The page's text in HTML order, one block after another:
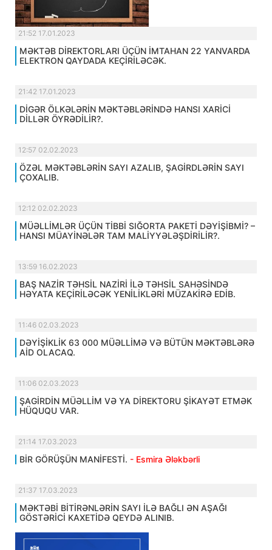
21:52 17.01.2023
MƏKTƏB DİREKTORLARI ÜÇÜN İMTAHAN 22 YANVARDA
ELEKTRON QAYDADA KEÇİRİLƏCƏK.
21:42 17.01.2023
DİGƏR ÖLKƏLƏRİN MƏKTƏBLƏRİNDƏ HANSI XARİCİ
DİLLƏR ÖYRƏDİLİR?.
12:57 02.02.2023
ÖZƏL MƏKTƏBLƏRİN SAYI AZALIB, ŞAGİRDLƏRİN SAYI
ÇOXALIB.
12:12 02.02.2023
MÜƏLLİMLƏR ÜÇÜN TİBBİ SIĞORTA PAKETİ DƏYİŞİBMİ? –
HANSI MÜAYİNƏLƏR TAM MALİYYƏLƏŞDİRİLİR?.
13:59 16.02.2023
BAŞ NAZİR TƏHSİL NAZİRİ İLƏ TƏHSİL SAHƏSİNDƏ
HƏYATA KEÇİRİLƏCƏK YENİLİKLƏRİ MÜZAKİRƏ EDİB.
11:46 02.03.2023
DƏYİŞİKLİK 63 000 MÜƏLLİMƏ VƏ BÜTÜN MƏKTƏBLƏRƏ
AİD OLACAQ.
11:06 02.03.2023
ŞAGİRDİN MÜƏLLİM VƏ YA DİREKTORU ŞİKAYƏT ETMƏK
HÜQUQU VAR.
21:14 17.03.2023
BİR GÖRÜŞÜN MANİFESTİ. - Esmira Ələkbərli
21:37 17.03.2023
MƏKTƏBİ BİTİRƏNLƏRİN SAYI İLƏ BAĞLI ƏN AŞAĞI
GÖSTƏRİCİ KAXETİDƏ QEYDƏ ALINIB.